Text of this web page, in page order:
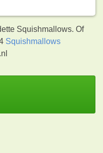
Squishmallows. Of
Squishmallows